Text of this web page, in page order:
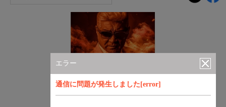
エラー
通信に問題が発生しました[error]